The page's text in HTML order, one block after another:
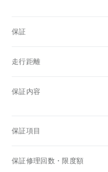
保証
走行距離
保証内容
保証項目
保証修理回数・限度額